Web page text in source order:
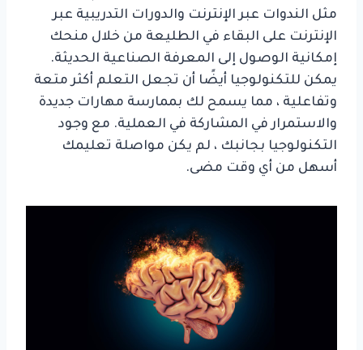
مثل الندوات عبر الإنترنت والدورات التدريبية عبر
الإنترنت على البقاء في الطليعة من خلال منحك
إمكانية الوصول إلى المعرفة الصناعية الحديثة.
يمكن للتكنولوجيا أيضًا أن تجعل التعلم أكثر متعة
وتفاعلية ، مما يسمح لك بممارسة مهارات جديدة
والاستمرار في المشاركة في العملية. مع وجود
التكنولوجيا بجانبك ، لم يكن مواصلة تعليمك
أسهل من أي وقت مضى.